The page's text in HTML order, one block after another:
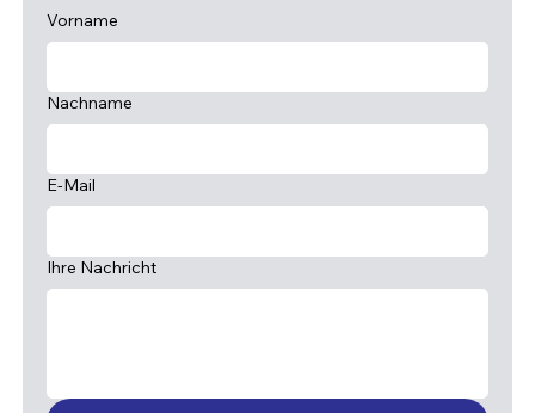
Vorname
Nachname
E-Mail
Ihre Nachricht